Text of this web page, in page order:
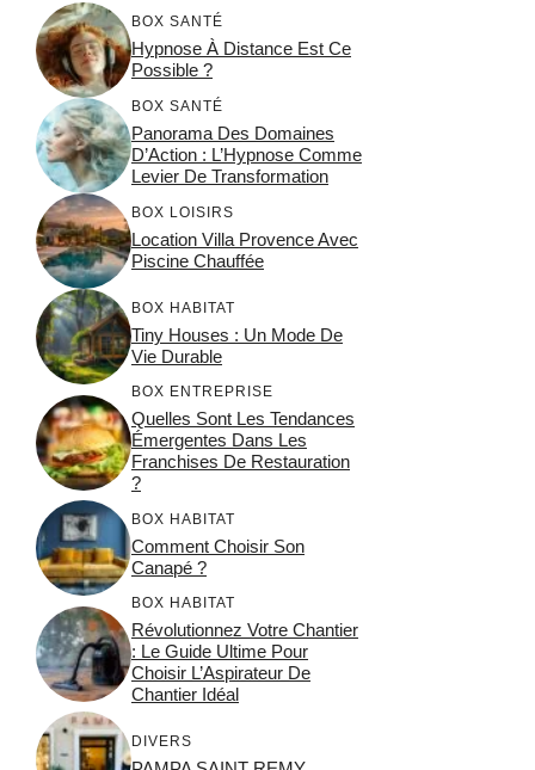
BOX SANTÉ
Hypnose À Distance Est Ce
Possible ?
BOX SANTÉ
Panorama Des Domaines
D’Action : L’Hypnose Comme
Levier De Transformation
BOX LOISIRS
Location Villa Provence Avec
Piscine Chauffée
BOX HABITAT
Tiny Houses : Un Mode De
Vie Durable
BOX ENTREPRISE
Quelles Sont Les Tendances
Émergentes Dans Les
Franchises De Restauration
?
BOX HABITAT
Comment Choisir Son
Canapé ?
BOX HABITAT
Révolutionnez Votre Chantier
: Le Guide Ultime Pour
Choisir L’Aspirateur De
Chantier Idéal
DIVERS